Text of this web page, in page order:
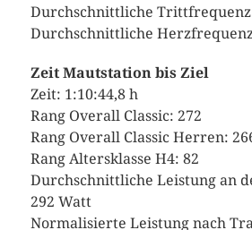
Durchschnittliche
Durchschnittliche
Zeit Mautstation bis Ziel
Zeit: 1:10:44,8 h
Rang Overall Classic: 272
Rang Overall Classic Herren:
Rang Altersklasse H4: 82
Durchschnittliche Leistung an
292 Watt
Normalisierte Leistung nach